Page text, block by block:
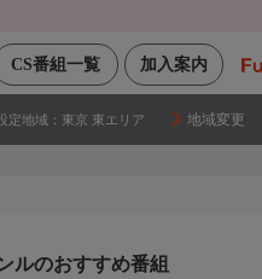
加入案内
CS番組一覧
定地域： 東京 東エリア 地域変更
ルのおすすめ番組